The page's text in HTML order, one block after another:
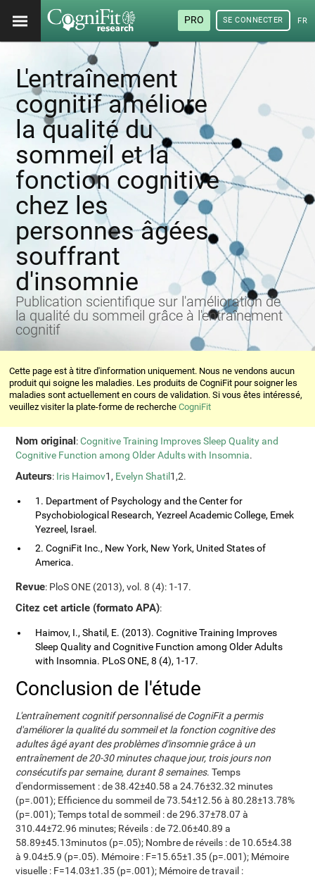
PRO SE CONNECTER
L'entraînement
cognitif améliore
la qualité du
sommeil et la
fonction cognitive
chez les
personnes âgées
souffrant
d'insomnie
Publication scientifique sur l'amélioration de
la qualité du sommeil grâce à l'entraînement
cognitif
Cette page est à titre d'information uniquement. Nous ne vendons aucun
produit qui soigne les maladies. Les produits de CogniFit pour soigner les
maladies sont actuellement en cours de validation. Si vous êtes intéressé,
veuillez visiter la plate-forme de rechercheCogniFit
Nom original:Cognitive Training Improves Sleep Quality and
Cognitive Function among Older Adults with Insomnia.
Auteurs: Iris Haimov1, Evelyn Shatil 1,2.
1. Department of Psychology and the Center for
Psychobiological Research, Yezreel Academic College, Emek
Yezreel, Israel.
2. CogniFit Inc., New York, New York, United States of
America.
Revue: PloS ONE (2013), vol. 8 (4): 1-17.
Citez cet article (formato APA):
Haimov, I., Shatil, E. (2013). Cognitive Training Improves
Sleep Quality and Cognitive Function among Older Adults
with Insomnia. PLoS ONE, 8 (4), 1-17.
Conclusion de l'étude
L'entraînement cognitif personnalisé de CogniFit a permis
d'améliorer la qualité du sommeil et la fonction cognitive des
adultes âgé ayant des problèmes d'insomnie grâce à un
entraînement de 20-30 minutes chaque jour, trois jours non
consécutifs par semaine, durant 8 semaines. Temps
d'endormissement : de 38.42±40.58 a 24.76±32.32 minutes
(p=.001); Efficience du sommeil de 73.54±12.56 à 80.28±13.78%
(p=.001); Temps total de sommeil : de 296.37±78.07 à
310.44±72.96 minutes; Réveils : de 72.06±40.89 a
58.89±45.13minutos (p=.05); Nombre de réveils : de 10.65±4.38
à 9.04±5.9 (p=.05). Mémoire : F=15.65±1.35 (p=.001); Mémoire
visuelle : F=14.03±1.35 (p=.001); Mémoire de travail :